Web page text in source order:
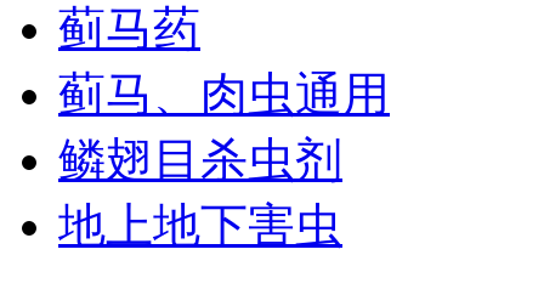
蓟马药
蓟马、肉虫通用
鳞翅目杀虫剂
地上地下害虫